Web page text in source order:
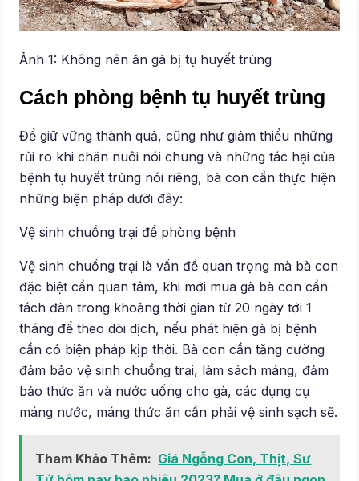
Ảnh 1: Không nên ăn gà bị tụ huyết trùng
Cách phòng bệnh tụ huyết trùng
Để giữ vững thành quả, cũng như giảm thiểu những
rủi ro khi chăn nuôi nói chung và những tác hại của
bệnh tụ huyết trùng nói riêng, bà con cần thực hiện
những biện pháp dưới đây:
Vệ sinh chuồng trại để phòng bệnh
Vệ sinh chuồng trại là vấn đề quan trọng mà bà con
đặc biệt cần quan tâm, khi mới mua gà bà con cần
tách đàn trong khoảng thời gian từ 20 ngày tới 1
tháng để theo dõi dịch, nếu phát hiện gà bị bệnh
cần có biện pháp kịp thời. Bà con cần tăng cường
đảm bảo vệ sinh chuồng trại, làm sách máng, đảm
bảo thức ăn và nước uống cho gà, các dụng cụ
máng nước, máng thức ăn cần phải vệ sinh sạch sẽ.
Tham Khảo Thêm: Giá Ngỗng Con, Thịt, Sư